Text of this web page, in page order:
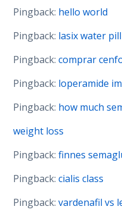
Pingback: hello world
Pingback: lasix water
Pingback:comprar
Pingback: loperamide
Pingback: how much
weight loss
Pingback:finnes
Pingback:cialis class
Pingback:vardenafil vs